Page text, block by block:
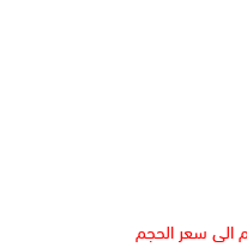
الى سعر الحجم